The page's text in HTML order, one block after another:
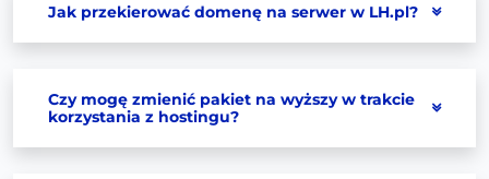
Jak przekierować domenę na serwer w LH.pl?
Czy mogę zmienić pakiet na wyższy w trakcie
korzystania z hostingu?